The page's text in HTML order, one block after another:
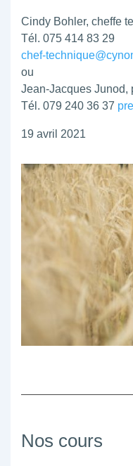
Cindy Bohler, cheffe
Tél. 075 414 83 29
chef-
ou
Jean-Jacques Junod,
Tél. 079 240 36 37
19 avril 2021
Nos cours